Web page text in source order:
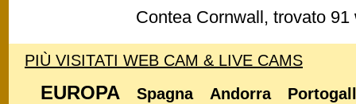
Contea Cornwall, trovato
PIÙ VISITATI WEB CAM & LIVE CAMS
EUROPA Spagna Andorra